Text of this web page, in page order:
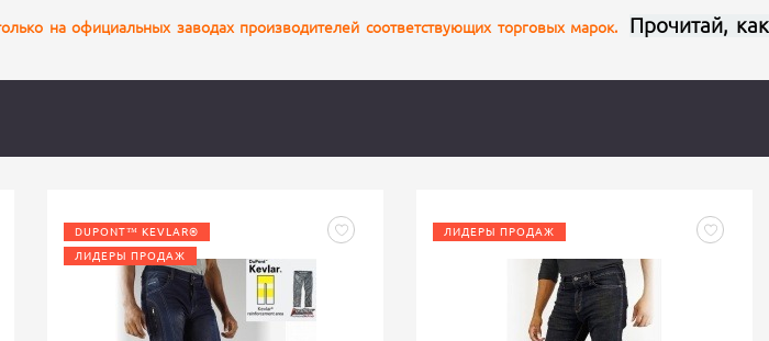
на официальных заводах производителей соответствующих торговых марок. Прочитай, как
DUPONT™ KEVLAR®
ЛИДЕРЫ ПРОДАЖ
ЛИДЕРЫ ПРОДАЖ